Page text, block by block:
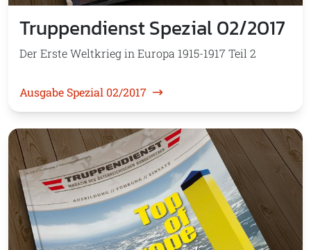
Truppendienst Spezial 02/2017
Der Erste Weltkrieg in Europa 1915-1917 Teil 2
Ausgabe Spezial 02/2017